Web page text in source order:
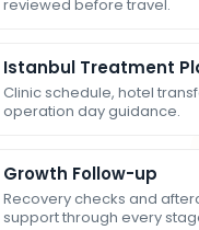
reviewed before travel.
Istanbul Treatment
Clinic schedule, hotel
operation day guidance.
Growth Follow-up
Recovery checks and
support through every